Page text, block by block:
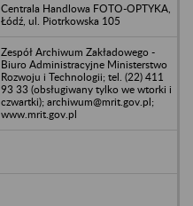
Centrala Handlowa FOTO-OPTYKA,
Łódź, ul. Piotrkowska 105
Zespół Archiwum Zakładowego -
Biuro Administracyjne Ministerstwo
Rozwoju i Technologii; tel. (22) 411
93 33 (obsługiwany tylko we wtorki i
czwartki); archiwum@mrit.gov.pl;
www.mrit.gov.pl